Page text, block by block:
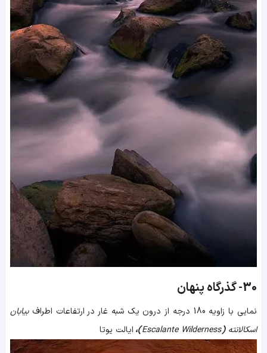
30- گذرگاه پنهان
نمایی با زاویه 180 درجه از درون یک شبه غار در ارتفاعات اطراف
بیابان
اسکالانته(
Escalante Wilderness
)، ایالت یوتا